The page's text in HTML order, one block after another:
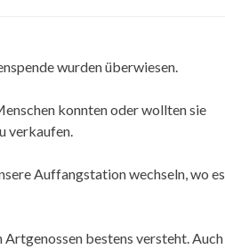
wurden überwiesen.
konnten oder wollten sie
verkaufen.
Auffangstation wechseln, wo es
Artgenossen bestens versteht. Auch